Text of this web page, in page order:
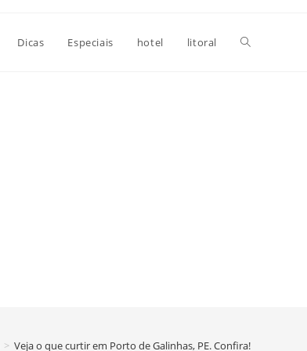
Dicas Especiais hotel litoral Alternar
> Veja o que curtir em Porto de Galinhas, PE. Confira!